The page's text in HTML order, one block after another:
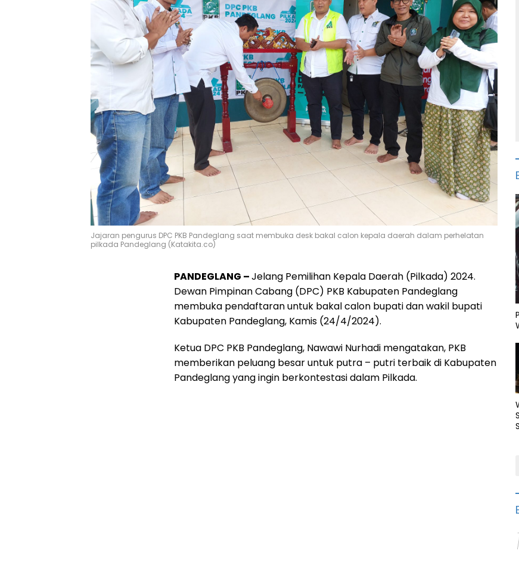
Jajaran pengurus DPC PKB Pandeglang saat membuka desk bakal calon kepala daerah dalam perhelatan
pilkada Pandeglang (Katakita.co)
PANDEGLANG –Jelang Pemilihan Kepala Daerah (Pilkada) 2024.
Dewan Pimpinan Cabang (DPC) PKB Kabupaten Pandeglang
membuka pendaftaran untuk bakal calon bupati dan wakil bupati
Kabupaten Pandeglang, Kamis (24/4/2024).
Ketua DPC PKB Pandeglang, Nawawi Nurhadi mengatakan, PKB
memberikan peluang besar untuk putra – putri terbaik di Kabupaten
Pandeglang yang ingin berkontestasi dalam Pilkada.